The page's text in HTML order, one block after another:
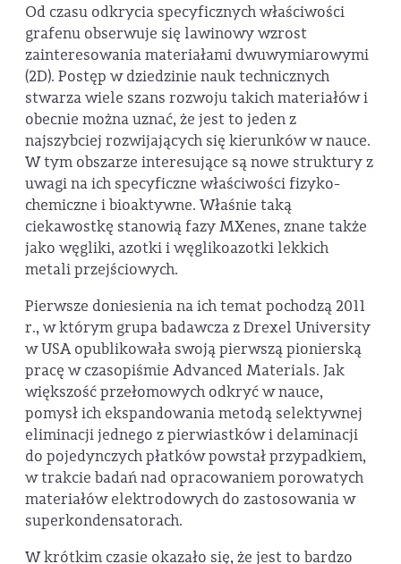
Od czasu odkrycia specyficznych właściwości
grafenu obserwuje się lawinowy wzrost
zainteresowania materiałami dwuwymiarowymi
(2D). Postęp w dziedzinie nauk technicznych
stwarza wiele szans rozwoju takich materiałów i
obecnie można uznać, że jest to jeden z
najszybciej rozwijających się kierunków w nauce.
W tym obszarze interesujące są nowe struktury z
uwagi na ich specyficzne właściwości fizyko-
chemiczne i bioaktywne. Właśnie taką
ciekawostkę stanowią fazy MXenes, znane także
jako węgliki, azotki i węglikoazotki lekkich
metali przejściowych.
Pierwsze doniesienia na ich temat pochodzą 2011
r., w którym grupa badawcza z Drexel University
w USA opublikowała swoją pierwszą pionierską
pracę w czasopiśmie Advanced Materials. Jak
większość przełomowych odkryć w nauce,
pomysł ich ekspandowania metodą selektywnej
eliminacji jednego z pierwiastków i delaminacji
do pojedynczych płatków powstał przypadkiem,
w trakcie badań nad opracowaniem porowatych
materiałów elektrodowych do zastosowania w
superkondensatorach.
W krótkim czasie okazało się, że jest to bardzo